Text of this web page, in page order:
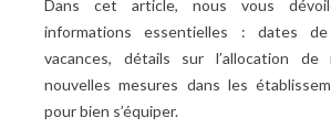
Dans cet article, nous vous
informations essentielles : dates
vacances, détails sur l’allocation de
nouvelles mesures dans les
pour bien s’équiper.